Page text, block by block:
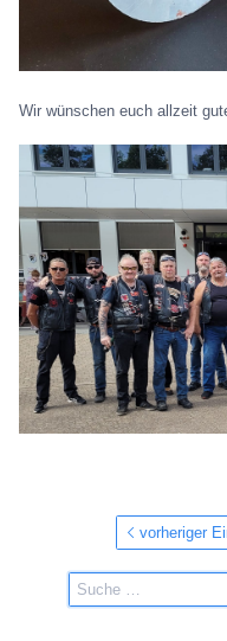
Wir wünschen euch allzeit
vorheriger